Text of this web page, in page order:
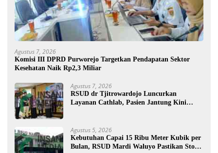
Agustus 7, 2026
Komisi III DPRD Purworejo Targetkan Pendapatan Sektor
Kesehatan Naik Rp2,3 Miliar
Agustus 7, 2026
RSUD dr Tjitrowardojo Luncurkan
Layanan Cathlab, Pasien Jantung Kini
Agustus 5, 2026
Kebutuhan Capai 15 Ribu Meter Kubik per
Bulan, RSUD Mardi Waluyo Pastikan Stok